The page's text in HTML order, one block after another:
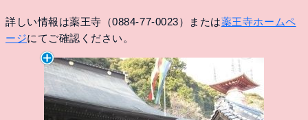
詳しい情報は薬王寺（0884-77-0023）または薬王寺ホームペ
ージにてご確認ください。